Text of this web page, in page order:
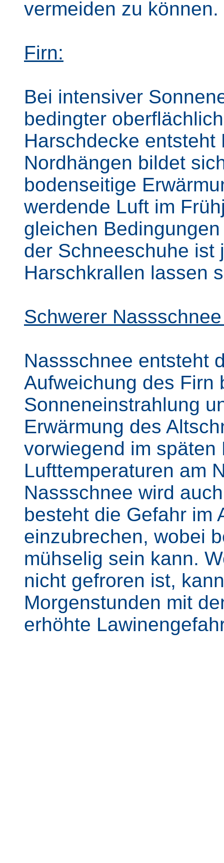
vermeiden zu können.
Firn:
Bei intensiver
bedingter
Harschdecke
Nordhängen bildet
bodenseitige
werdende Luft im
gleichen
der Schneeschuhe ist
Harschkrallen lassen
Schwerer
Nassschnee entsteht
Aufweichung des Firn
Sonneneinstrahlung
Erwärmung des
vorwiegend im
Lufttemperaturen am
Nassschnee wird
besteht die Gefahr im
einzubrechen, wobei
mühselig sein kann.
nicht gefroren ist,
Morgenstunden mit
erhöhte